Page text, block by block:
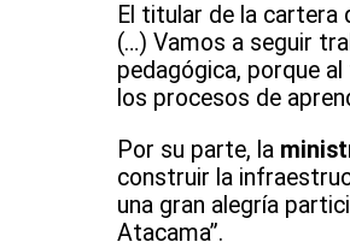
El titular de la cartera
(…) Vamos a seguir
pedagógica, porque
los procesos de
Por su parte, la
construir la
una gran alegría
Atacama”.